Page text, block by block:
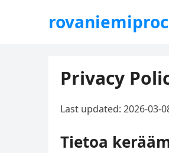
Privacy
Last updated: 2026-03-
Tietoa